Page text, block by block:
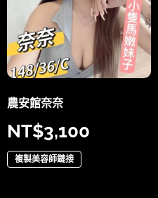
農安館奈奈
NT$3,100
複製美容師鏈接